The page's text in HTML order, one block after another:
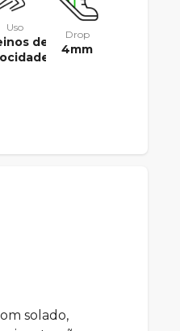
Uso
de
Drop
4mm
solado,